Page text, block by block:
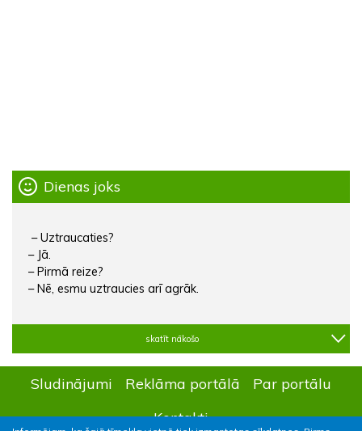
Dienas joks
– Uztraucaties?
– Jā.
– Pirmā reize?
– Nē, esmu uztraucies arī agrāk.
skatīt nākošo
Sludinājumi Reklāma portālā
Par portālu
Kontakti